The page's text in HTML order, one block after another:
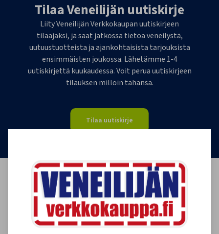
Tilaa Veneilijän uutiskirje
Liity Veneilijän Verkkokaupan uutiskirjeen
tilaajaksi, ja saat jatkossa tietoa veneilystä,
uutuustuotteista ja ajankohtaisista tarjouksista
ensimmäisten joukossa. Lähetämme 1-4
uutiskirjettä kuukaudessa. Voit perua uutiskirjeen
tilauksen milloin tahansa.
Tilaa uutiskirje